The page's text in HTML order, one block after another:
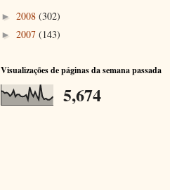
► 2008 (302)
► 2007 (143)
Visualizações de páginas da semana passada
5,674